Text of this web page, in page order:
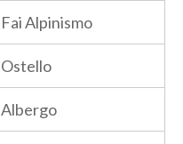
Fai Alpinismo
Ostello
Albergo